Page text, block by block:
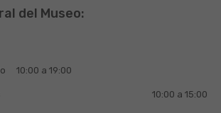
del Museo:
10:00 a 19:00
10:00 a 15:00